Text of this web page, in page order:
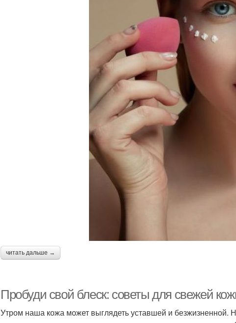
читать дальше →
Пробуди свой блеск: советы для свежей
Утром наша кожа может выглядеть уставшей и безжизненной.